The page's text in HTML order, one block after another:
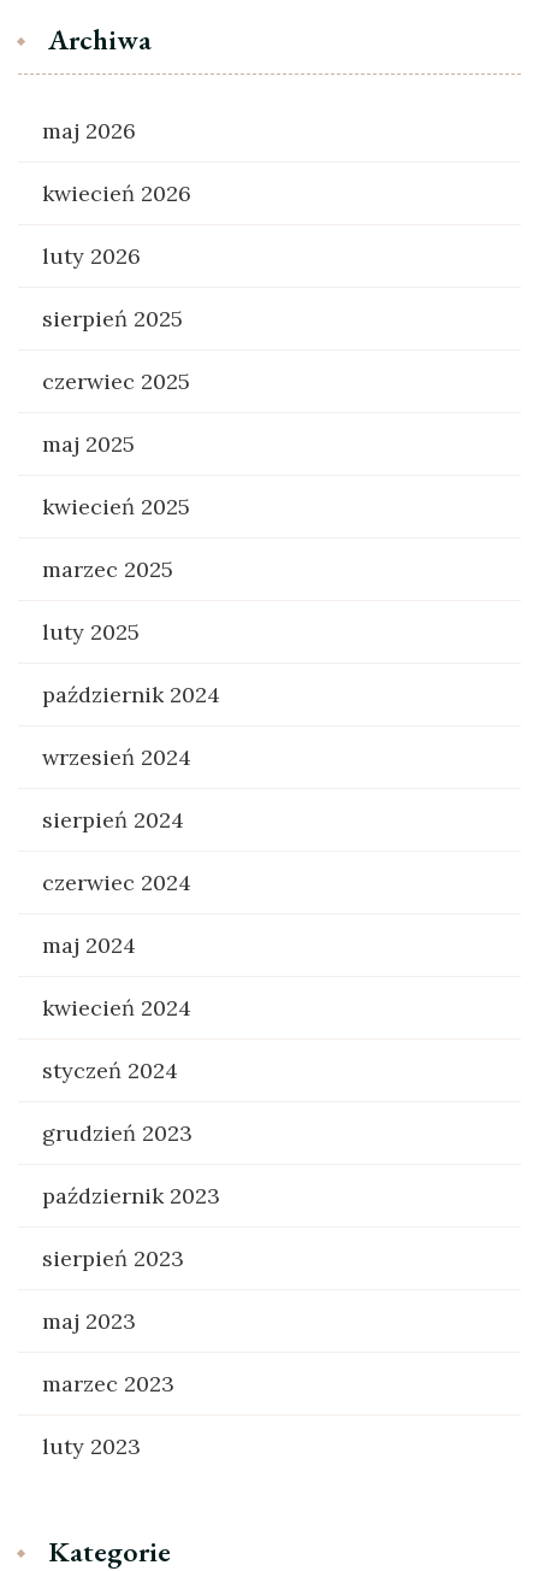
Archiwa
maj 2026
kwiecień 2026
luty 2026
sierpień 2025
czerwiec 2025
maj 2025
kwiecień 2025
marzec 2025
luty 2025
październik 2024
wrzesień 2024
sierpień 2024
czerwiec 2024
maj 2024
kwiecień 2024
styczeń 2024
grudzień 2023
październik 2023
sierpień 2023
maj 2023
marzec 2023
luty 2023
Kategorie